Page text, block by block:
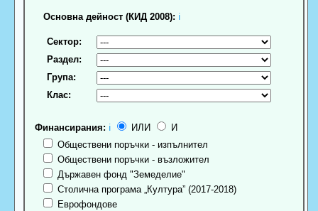
Основна дейност (КИД 2008): ℹ
Сектор:
Раздел:
Група:
Клас:
Финансирания: ℹ ИЛИ
И
Обществени поръчки - изпълнител
Обществени поръчки - възложител
Държавен фонд "Земеделие"
Столична програма „Култура” (2017-2018)
Еврофондове